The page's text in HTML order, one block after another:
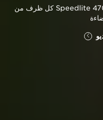
انظر إلى أي مدة تتوقع الفئة Speedlite 470EX-AI كل ظرف من